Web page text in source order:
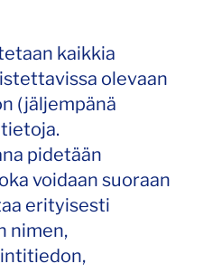
kaikkia
olevaan
(jäljempänä
pidetään
voidaan suoraan
erityisesti
nimen,